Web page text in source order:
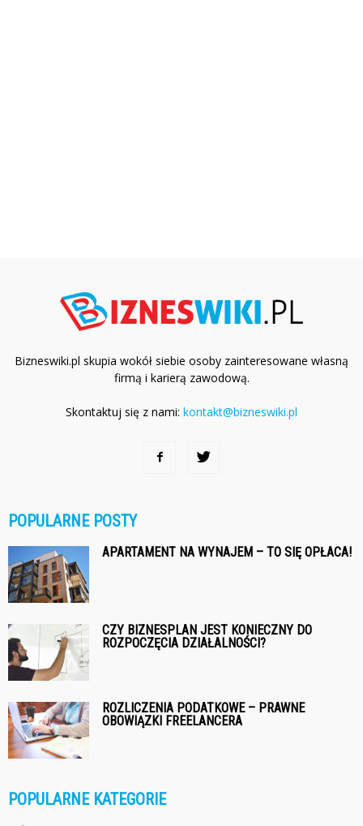
Bizneswiki.pl skupia wokół siebie osoby zainteresowane własną
firmą i karierą zawodową.
Skontaktuj się z nami: kontakt@bizneswiki.pl
POPULARNE POSTY
APARTAMENT NA WYNAJEM – TO SIĘ OPŁACA!
CZY BIZNESPLAN JEST KONIECZNY DO
ROZPOCZĘCIA DZIAŁALNOŚCI?
ROZLICZENIA PODATKOWE – PRAWNE
OBOWIĄZKI FREELANCERA
POPULARNE KATEGORIE